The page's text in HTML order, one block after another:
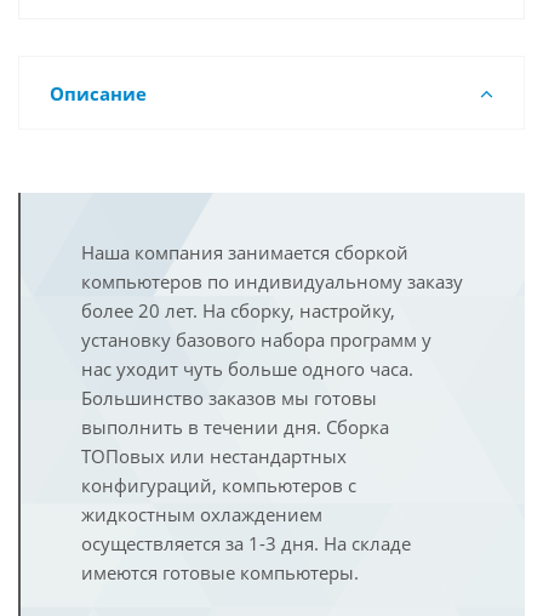
Описание
Наша компания занимается сборкой
компьютеров по индивидуальному заказу
более 20 лет. На сборку, настройку,
установку базового набора программ у
нас уходит чуть больше одного часа.
Большинство заказов мы готовы
выполнить в течении дня. Сборка
ТОПовых или нестандартных
конфигураций, компьютеров с
жидкостным охлаждением
осуществляется за 1-3 дня. На складе
имеются готовые компьютеры.